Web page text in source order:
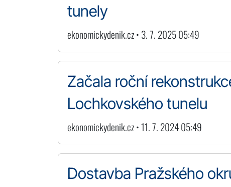
tunely
ekonomickydenik.cz • 3. 7. 2025 05:49
Začala roční
Lochkovského tunelu
ekonomickydenik.cz • 11. 7. 2024 05:49
Dostavba Pražského